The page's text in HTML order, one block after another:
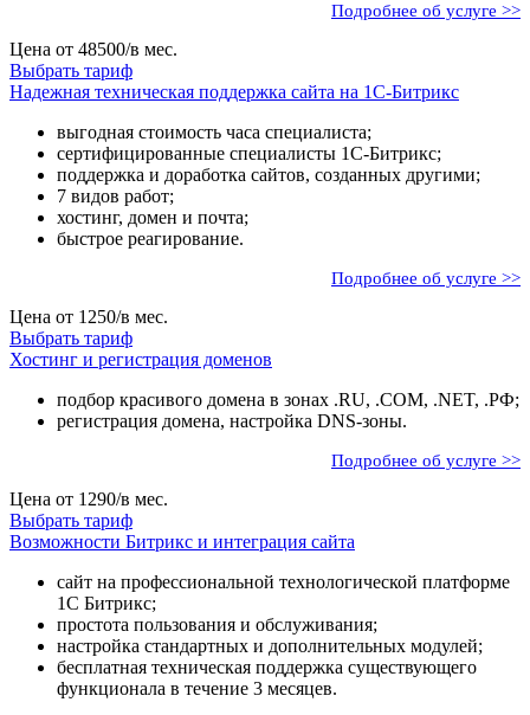
Подробнее об услуге >>
Цена от 48500/в мес.
Выбрать тариф
Надежная техническая поддержка сайта на 1С-Битрикс
выгодная стоимость часа специалиста;
сертифицированные специалисты 1С-Битрикс;
поддержка и доработка сайтов, созданных другими;
7 видов работ;
хостинг, домен и почта;
быстрое реагирование.
Подробнее об услуге >>
Цена от 1250/в мес.
Выбрать тариф
Хостинг и регистрация доменов
подбор красивого домена в зонах .RU, .COM, .NET, .РФ;
регистрация домена, настройка DNS-зоны.
Подробнее об услуге >>
Цена от 1290/в мес.
Выбрать тариф
Возможности Битрикс и интеграция сайта
сайт на профессиональной технологической платформе
1С Битрикс;
простота пользования и обслуживания;
настройка стандартных и дополнительных модулей;
бесплатная техническая поддержка существующего
функционала в течение 3 месяцев.